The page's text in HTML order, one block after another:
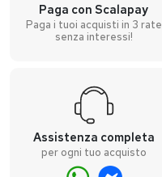
Paga con Scalapay
Paga i tuoi acquisti in 3 rate
senza interessi!
Assistenza completa
per ogni tuo acquisto